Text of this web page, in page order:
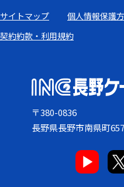
サイトマップ 個人情報保護
契約約款・利用規約
〒380-0836
長野県長野市南県町